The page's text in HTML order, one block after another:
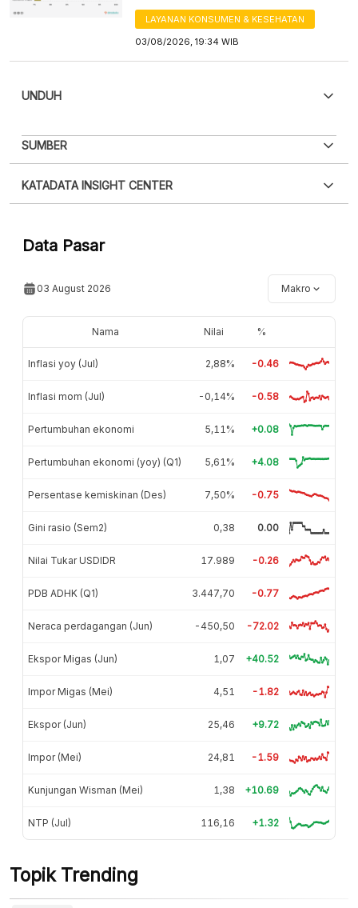
LAYANAN KONSUMEN & KESEHATAN
03/08/2026, 19:34 WIB
UNDUH
PDF PNG
XLS
SUMBER
punya akun?Silakan Daftar sekarang
KATADATA INSIGHT CENTER
Data Pasar
03 August 2026 Makro
Nama Nilai %
Inflasi yoy (Jul) 2,88% -0.46
Inflasi mom (Jul) -0,14% -0.58
Pertumbuhan ekonomi 5,11% +0.08
Pertumbuhan ekonomi (yoy) (Q1) 5,61% +4.08
Persentase kemiskinan (Des) 7,50% -0.75
Gini rasio (Sem2) 0,38 0.00
Nilai Tukar USDIDR 17.989 -0.26
PDB ADHK (Q1) 3.447,70 -0.77
Neraca perdagangan (Jun) -450,50 -72.02
Ekspor Migas (Jun) 1,07 +40.52
Impor Migas (Mei) 4,51 -1.82
Ekspor (Jun) 25,46 +9.72
Impor (Mei) 24,81 -1.59
Kunjungan Wisman (Mei) 1,38 +10.69
NTP (Jul) 116,16 +1.32
Topik Trending